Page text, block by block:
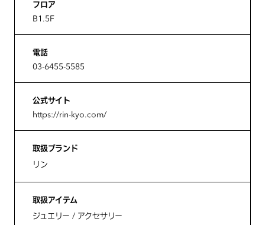
フロア
B1.5F
電話
03-6455-5585
公式サイト
https://rin-kyo.com/
取扱ブランド
リン
取扱アイテム
ジュエリー / アクセサリー